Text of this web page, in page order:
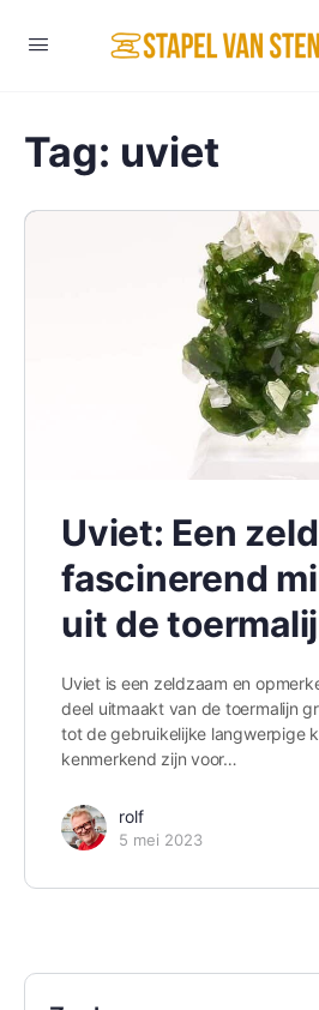
Tag: uviet
Uviet: Een
fascinerend
uit de
Uviet is een zeldzaam en
deel uitmaakt van de toermalijn
tot de gebruikelijke langwerpige
kenmerkend zijn voor…
rolf
5 mei 2023